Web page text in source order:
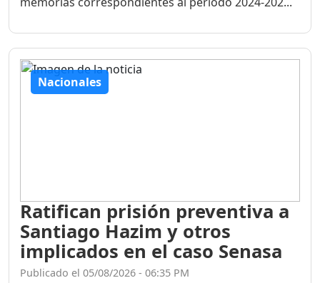
Nacionales
Ratifican prisión preventiva a
Santiago Hazim y otros
implicados en el caso Senasa
Publicado el 05/08/2026 - 06:35 PM